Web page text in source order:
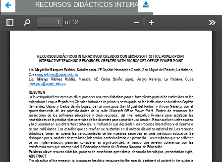
RECURSOS DIDÁCTICOS INTERACTIVOS CREADOS CON MICROSOFT OFFICE POWER POINT